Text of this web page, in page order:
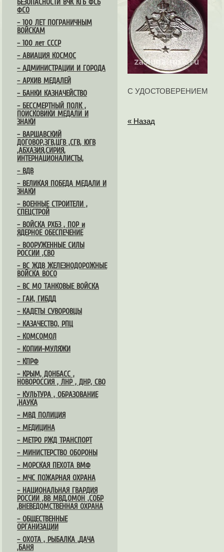
БЕЗОПАСНОСТИ ВЧК КГБ ФСБ
ФСО
– 100 ЛЕТ ПОГРАНИЧНЫМ
ВОЙСКАМ
– 100 лет СССР
– АВИАЦИЯ КОСМОС
– АДМИНИСТРАЦИИ И ГОРОДА
– АРХИВ МЕДАЛЕЙ
– БАНКИ КАЗНАЧЕЙСТВО
– БЕССМЕРТНЫЙ ПОЛК ,
ПОИСКОВИКИ МЕДАЛИ И
ЗНАКИ
– ВАРШАВСКИЙ
ДОГОВОР,ЗГВ,ЦГВ ,СГВ, ЮГВ
,АБХАЗИЯ,СИРИЯ,
ИНТЕРНАЦИОНАЛИСТЫ,
– ВДВ
– ВЕЛИКАЯ ПОБЕДА МЕДАЛИ И
ЗНАКИ
– ВОЕННЫЕ СТРОИТЕЛИ ,
СПЕЦСТРОЙ
– ВОЙСКА РХБЗ , ПОР и
ЯДЕРНОЕ ОБЕСПЕЧЕНИЕ
– ВООРУЖЕННЫЕ СИЛЫ
РОССИИ ,СВО
– ВС ЖДВ ЖЕЛЕЗНОДОРОЖНЫЕ
ВОЙСКА ВОСО
– ВС МО ТАНКОВЫЕ ВОЙСКА
– ГАИ, ГИБДД
– КАДЕТЫ СУВОРОВЦЫ
– КАЗАЧЕСТВО, РПЦ
– КОМСОМОЛ
– КОПИИ-МУЛЯЖИ
– КПРФ
– КРЫМ, ДОНБАСС ,
НОВОРОССИЯ , ЛНР , ДНР, СВО
– КУЛЬТУРА , ОБРАЗОВАНИЕ
,НАУКА
– МВД ПОЛИЦИЯ
– МЕДИЦИНА
– МЕТРО РЖД ТРАНСПОРТ
– МИНИСТЕРСТВО ОБОРОНЫ
– МОРСКАЯ ПЕХОТА ВМФ
– МЧС ПОЖАРНАЯ ОХРАНА
– НАЦИОНАЛЬНАЯ ГВАРДИЯ
РОССИИ ,ВВ МВД,ОМОН ,СОБР
,ВНЕВЕДОМСТВЕННАЯ ОХРАНА
– ОБЩЕСТВЕННЫЕ
ОРГАНИЗАЦИИ
– ОХОТА , РЫБАЛКА ,ДАЧА
,БАНЯ
С УДОСТОВЕРЕНИЕМ
« Назад